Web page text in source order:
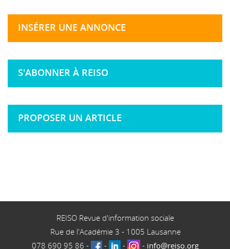
INSÉRER UNE ANNONCE
S'ABONNER À REISO
PROPOSER UN ARTICLE
REISO Revue d'information sociale
Rue de l'Académie 3 - 1005 Lausanne
078 690 95 86 - - - - info@reiso.org